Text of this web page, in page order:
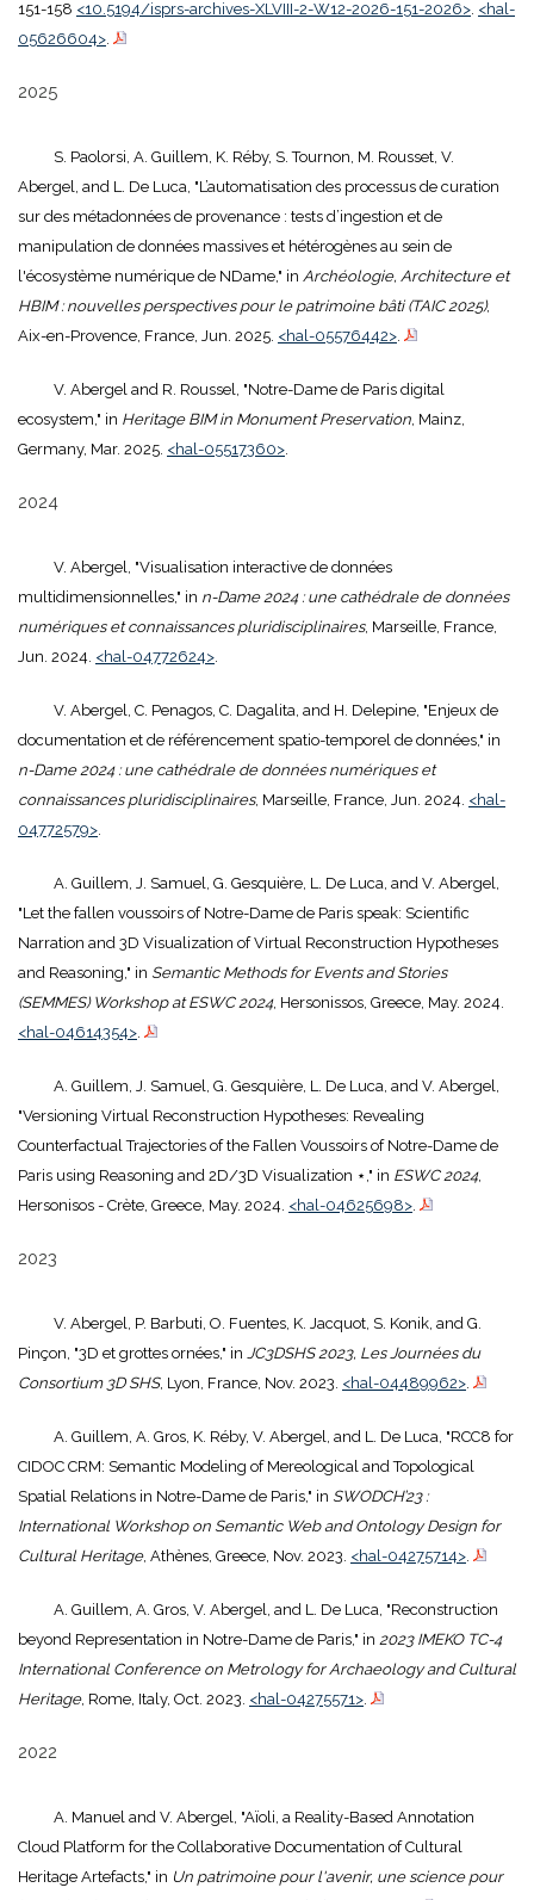
151-158 <10.5194/isprs-archives-XLVIII-2-W12-2026-151-2026> <hal-
05626604>
2025
S. Paolorsi, A. Guillem, K. Réby, S. Tournon, M. Rousset, V.
Abergel, and L. De Luca, "L’automatisation des processus de curation
sur des métadonnées de provenance : tests d’ingestion et de
manipulation de données massives et hétérogènes au sein de
l'écosystème numérique de NDame," in Archéologie, Architecture et
HBIM : nouvelles perspectives pour le patrimoine bâti (TAIC 2025),
Aix-en-Provence, France, Jun. 2025. <hal-05576442>
V. Abergel and R. Roussel, "Notre-Dame de Paris digital
ecosystem," in Heritage BIM in Monument Preservation , Mainz,
Germany, Mar. 2025. <hal-05517360>
2024
V. Abergel, "Visualisation interactive de données
multidimensionnelles," in n-Dame 2024 : une cathédrale de données
numériques et connaissances pluridisciplinaires, Marseille, France,
Jun. 2024. <hal-04772624>
V. Abergel, C. Penagos, C. Dagalita, and H. Delepine, "Enjeux de
documentation et de référencement spatio-temporel de données," in
n-Dame 2024 : une cathédrale de données numériques et
connaissances pluridisciplinaires, Marseille, France, Jun. 2024. <hal-
04772579>
A. Guillem, J. Samuel, G. Gesquière, L. De Luca, and V. Abergel,
"Let the fallen voussoirs of Notre-Dame de Paris speak: Scientific
Narration and 3D Visualization of Virtual Reconstruction Hypotheses
and Reasoning," in Semantic Methods for Events and Stories
(SEMMES) Workshop at ESWC 2024, Hersonissos, Greece, May. 2024.
<hal-04614354>
A. Guillem, J. Samuel, G. Gesquière, L. De Luca, and V. Abergel,
"Versioning Virtual Reconstruction Hypotheses: Revealing
Counterfactual Trajectories of the Fallen Voussoirs of Notre-Dame de
Paris using Reasoning and 2D/3D Visualization ⋆," in ESWC 2024,
Hersonisos - Crète, Greece, May. 2024. <hal-04625698>
2023
V. Abergel, P. Barbuti, O. Fuentes, K. Jacquot, S. Konik, and G.
Pinçon, "3D et grottes ornées," in JC3DSHS 2023, Les Journées du
Consortium 3D SHS, Lyon, France, Nov. 2023. <hal-04489962>
A. Guillem, A. Gros, K. Réby, V. Abergel, and L. De Luca, "RCC8 for
CIDOC CRM: Semantic Modeling of Mereological and Topological
Spatial Relations in Notre-Dame de Paris," in SWODCH’23 :
International Workshop on Semantic Web and Ontology Design for
Cultural Heritage, Athènes, Greece, Nov. 2023. <hal-04275714>
A. Guillem, A. Gros, V. Abergel, and L. De Luca, "Reconstruction
beyond Representation in Notre-Dame de Paris," in 2023 IMEKO TC-4
International Conference on Metrology for Archaeology and Cultural
Heritage, Rome, Italy, Oct. 2023. <hal-04275571>
2022
A. Manuel and V. Abergel, "Aïoli, a Reality-Based Annotation
Cloud Platform for the Collaborative Documentation of Cultural
Heritage Artefacts," in Un patrimoine pour l'avenir, une science pour